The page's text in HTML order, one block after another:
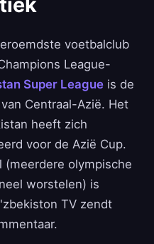
voetbalclub
League-
Super League is de
Centraal-Azië. Het
heeft zich
voor de Azië Cup.
(meerdere olympische
worstelen) is
TV zendt